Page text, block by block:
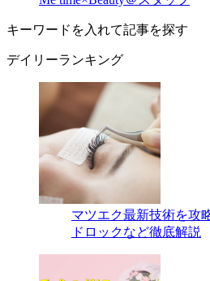
キーワードを入れて記事を探す
デイリーランキング
マツエク最新技術を攻
ドロックなど徹底解説